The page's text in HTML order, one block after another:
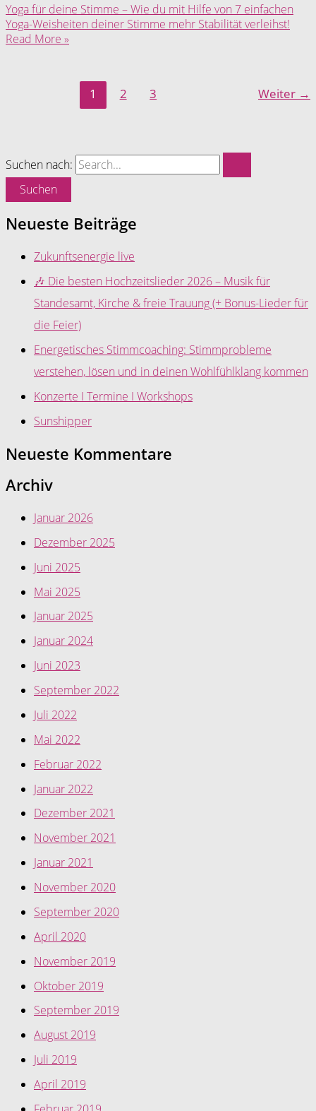
Yoga für deine Stimme – Wie du mit Hilfe von 7 einfachen
Yoga-Weisheiten deiner Stimme mehr Stabilität verleihst!
Read More »
1 2 3 Weiter →
Suchen nach:
Neueste Beiträge
Zukunftsenergie live
🎶 Die besten Hochzeitslieder 2026 – Musik für
Standesamt, Kirche & freie Trauung (+ Bonus-Lieder für
die Feier)
Energetisches Stimmcoaching: Stimmprobleme
verstehen, lösen und in deinen Wohlfühlklang kommen
Konzerte I Termine I Workshops
Sunshipper
Neueste Kommentare
Archiv
Januar 2026
Dezember 2025
Juni 2025
Mai 2025
Januar 2025
Januar 2024
Juni 2023
September 2022
Juli 2022
Mai 2022
Februar 2022
Januar 2022
Dezember 2021
November 2021
Januar 2021
November 2020
September 2020
April 2020
November 2019
Oktober 2019
September 2019
August 2019
Juli 2019
April 2019